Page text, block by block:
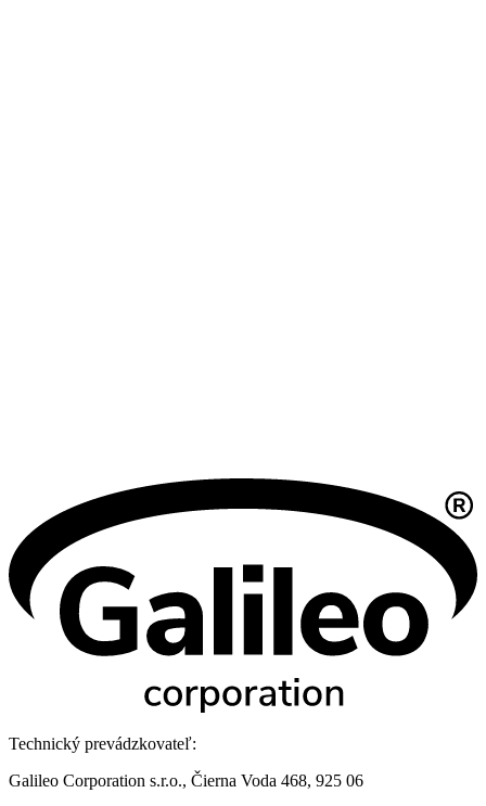
Technický prevádzkovateľ:
Galileo Corporation s.r.o., Čierna Voda 468, 925 06